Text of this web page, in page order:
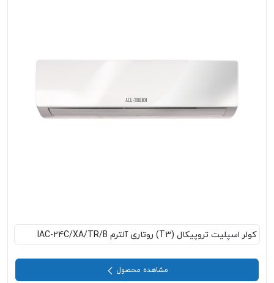
کولر اسپلیت تروپیکال (T3) روتاری آلترم IAC-24C/XA/TR/B
مشاهده محصول